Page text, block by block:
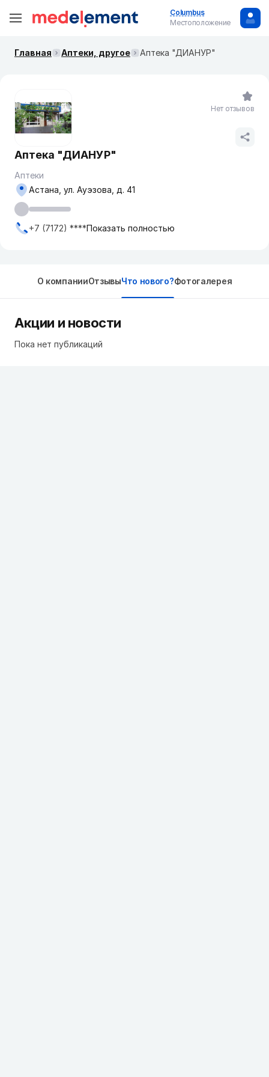
Columbus
Местоположение
Главная Аптеки, другое Аптека "ДИАНУР"
Аптека "ДИАНУР"
Аптеки
Астана, ул. Ауэзова, д. 41
+7 (7172) ****Показать полностью
Нет отзывов
О компанииОтзывыЧто нового?Фотогалерея
Акции и новости
Пока нет публикаций